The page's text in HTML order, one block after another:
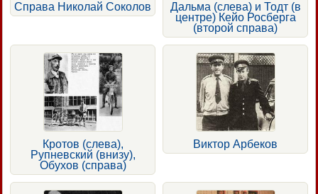
Справа Николай Соколов
Дальма (слева) и Тодт (в
центре) Кейо Росберга
(второй справа)
Кротов (слева),
Рупневский (внизу),
Обухов (справа)
Виктор Арбеков